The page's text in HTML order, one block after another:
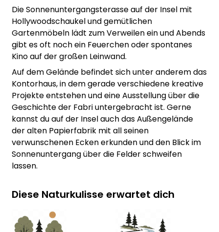
Die Sonnenuntergangsterasse auf der Insel mit
Hollywoodschaukel und gemütlichen
Gartenmöbeln lädt zum Verweilen ein und Abends
gibt es oft noch ein Feuerchen oder spontanes
Kino auf der großen Leinwand.
Auf dem Gelände befindet sich unter anderem das
Kontorhaus, in dem gerade verschiedene kreative
Projekte entstehen und eine Ausstellung über die
Geschichte der Fabri untergebracht ist. Gerne
kannst du auf der Insel auch das Außengelände
der alten Papierfabrik mit all seinen
verwunschenen Ecken erkunden und den Blick im
Sonnenuntergang über die Felder schweifen
lassen.
Diese Naturkulisse erwartet dich